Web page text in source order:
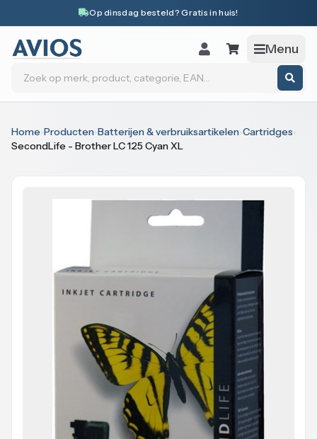
Op dinsdag besteld? Gratis in huis!
Menu
Zoeken
Home›Producten›Batterijen & verbruiksartikelen›Cartridges›
SecondLife - Brother LC 125 Cyan XL